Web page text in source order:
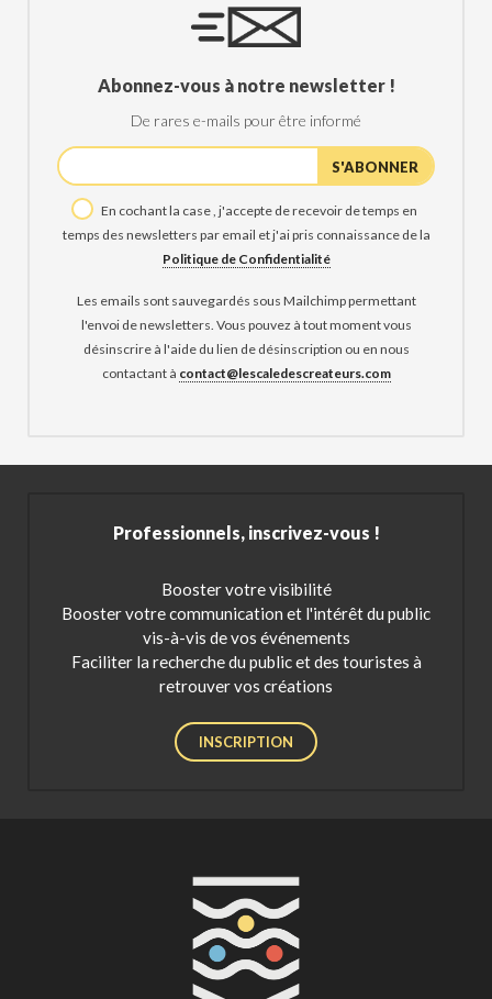
Abonnez-vous à notre newsletter !
De rares e-mails pour être informé
En cochant la case , j'accepte de recevoir de temps en
temps des newsletters par email et j'ai pris connaissance de la
Politique de Confidentialité
Les emails sont sauvegardés sous Mailchimp permettant
l'envoi de newsletters. Vous pouvez à tout moment vous
désinscrire à l'aide du lien de désinscription ou en nous
contactant à contact@lescaledescreateurs.com
Professionnels, inscrivez-vous !
Booster votre visibilité
Booster votre communication et l'intérêt du public
vis-à-vis de vos événements
Faciliter la recherche du public et des touristes à
retrouver vos créations
INSCRIPTION